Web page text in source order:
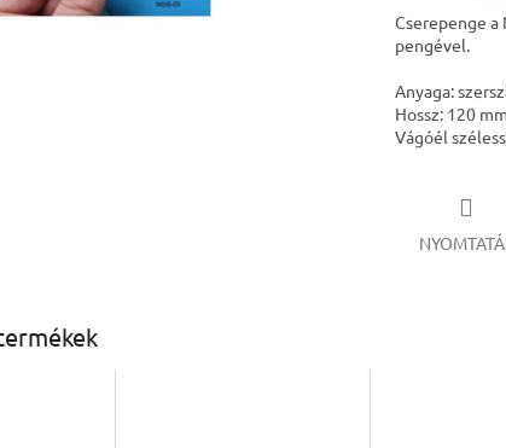
Cserepenge
pengével.
Anyaga:
Hossz: 120 mm
Vágóél